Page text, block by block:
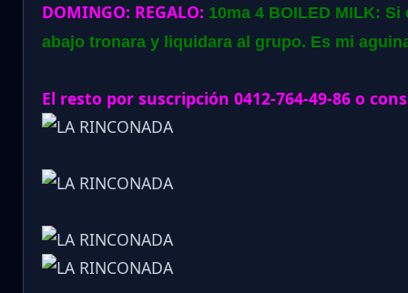
DOMINGO: REGALO: 10ma 4 BOILED MILK:
abajo tronara y liquidara al grupo. Es mi
El resto por suscripción 0412-764-49-86 o